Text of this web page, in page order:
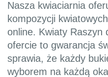
Nasza kwiaciarnia
kompozycji
online. Kwiaty Raszyn
ofercie to gwarancja
sprawia, że każdy
wyborem na każdą